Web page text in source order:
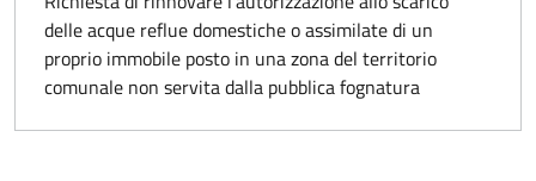
delle acque reflue domestiche o assimilate di un
proprio immobile posto in una zona del territorio
comunale non servita dalla pubblica fognatura